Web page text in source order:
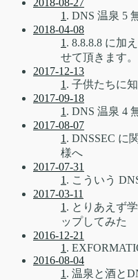
1 . DNS 温泉 5
2018-04-08
1 . 8.8.8.8 に加
せて頂きます。
2017-12-13
1 . 子供たちに
2017-09-18
1 . DNS 温泉 4
2017-08-07
1 . DNSSEC に
様へ
2017-07-31
1 . こういう
2017-03-11
1 . とりあえず
ップしてみた
2016-12-21
1 .
2016-08-04
1 . 温泉と酒と